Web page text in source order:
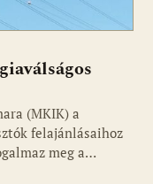
(MKIK) a
felajánlásaihoz
meg a…